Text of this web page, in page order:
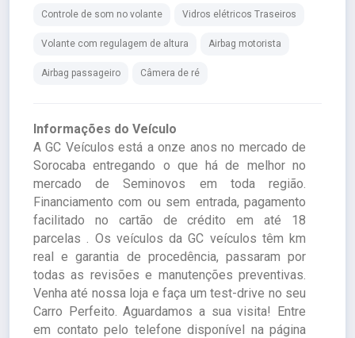
Controle de som no volante Vidros elétricos Traseiros
Volante com regulagem de altura Airbag motorista
Airbag passageiro Câmera de ré
Informações do Veículo
A GC Veículos está a onze anos no mercado de
Sorocaba entregando o que há de melhor no
mercado de Seminovos em toda região.
Financiamento com ou sem entrada, pagamento
facilitado no cartão de crédito em até 18
parcelas . Os veículos da GC veículos têm km
real e garantia de procedência, passaram por
todas as revisões e manutenções preventivas.
Venha até nossa loja e faça um test-drive no seu
Carro Perfeito. Aguardamos a sua visita! Entre
em contato pelo telefone disponível na página